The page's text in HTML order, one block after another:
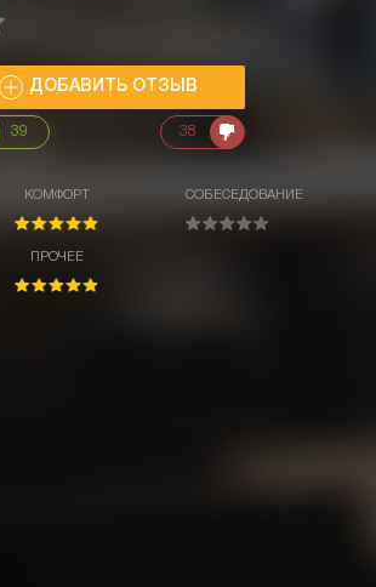
ДОБАВИТЬ ОТЗЫВ
39 38
КОМФОРТ
ПРОЧЕЕ
СОБЕСЕДОВАНИЕ